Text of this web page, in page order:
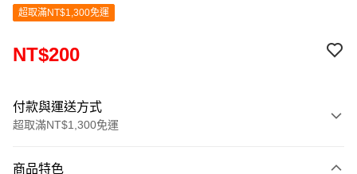
超取滿NT$1,300免運
NT$200
付款與運送方式
超取滿NT$1,300免運
商品特色